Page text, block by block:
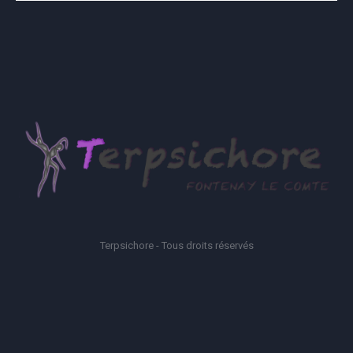
Terpsichore - Tous droits réservés